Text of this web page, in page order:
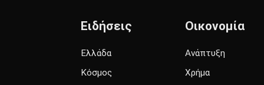
Ειδήσεις
Ελλάδα
Κόσμος
Οικονομία
Ανάπτυξη
Χρήμα